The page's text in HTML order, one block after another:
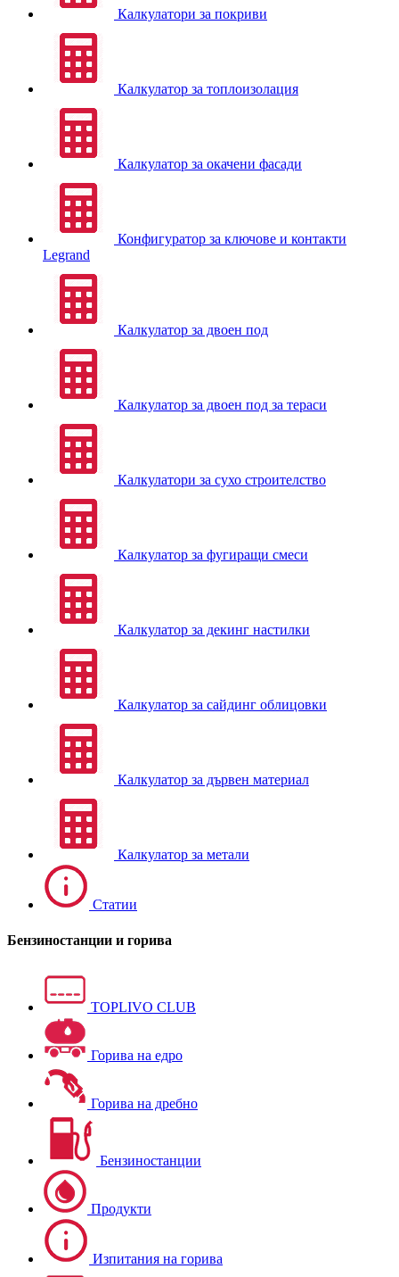
Калкулатори за покриви
Калкулатор за топлоизолация
Калкулатор за окачени фасади
Конфигуратор за ключове и контакти
Legrand
Калкулатор за двоен под
Калкулатор за двоен под за тераси
Калкулатори за сухо строителство
Калкулатор за фугиращи смеси
Калкулатор за декинг настилки
Калкулатор за сайдинг облицовки
Калкулатор за дървен материал
Калкулатор за метали
Статии
Бензиностанции и горива
TOPLIVO CLUB
Горива на едро
Горива на дребно
Бензиностанции
Продукти
Изпитания на горива